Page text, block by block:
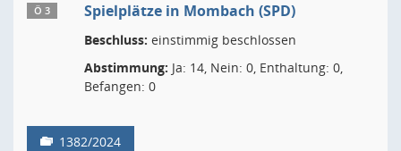
Ö 3 Spielplätze in Mombach (SPD)
Beschluss: einstimmig beschlossen
Abstimmung: Ja: 14, Nein: 0, Enthaltung: 0,
Befangen: 0
1382/2024